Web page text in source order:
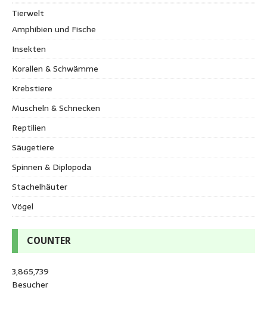
Tierwelt
Amphibien und Fische
Insekten
Korallen & Schwämme
Krebstiere
Muscheln & Schnecken
Reptilien
Säugetiere
Spinnen & Diplopoda
Stachelhäuter
Vögel
COUNTER
3,865,739
Besucher